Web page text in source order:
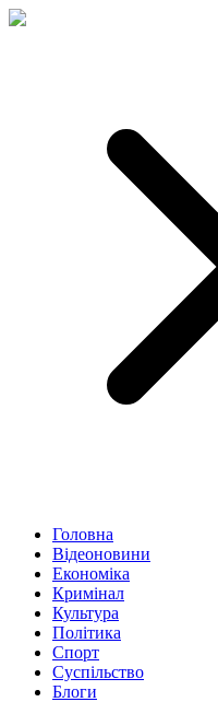
Головна
Відеоновини
Економіка
Кримінал
Культура
Політика
Спорт
Суспільство
Блоги